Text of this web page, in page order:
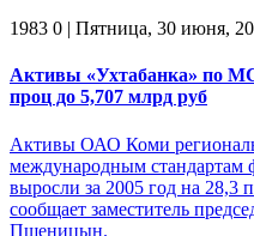
1983 0 | Пятница, 30 июня,
Активы «Ухтабанка» по
проц до 5,707 млрд руб
Активы ОАО Коми
международным
выросли за 2005 год на 28,3
сообщает заместитель
Пшеницын.